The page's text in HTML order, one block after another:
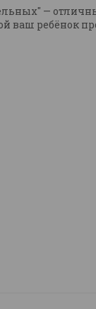
—
ребёнок